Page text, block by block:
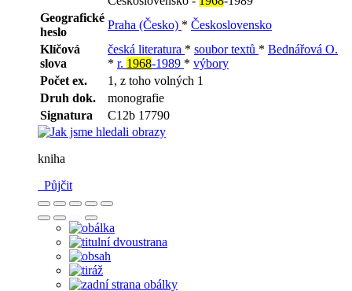
Geografické
heslo
Praha (Česko) * Československo
Klíčová
slova
česká literatura * soubor textů * Bednářová O.
* r. 1968-1989 * výbory
Počet ex.
1, z toho volných 1
Druh dok.
monografie
Signatura
C12b 17790
kniha
Půjčit